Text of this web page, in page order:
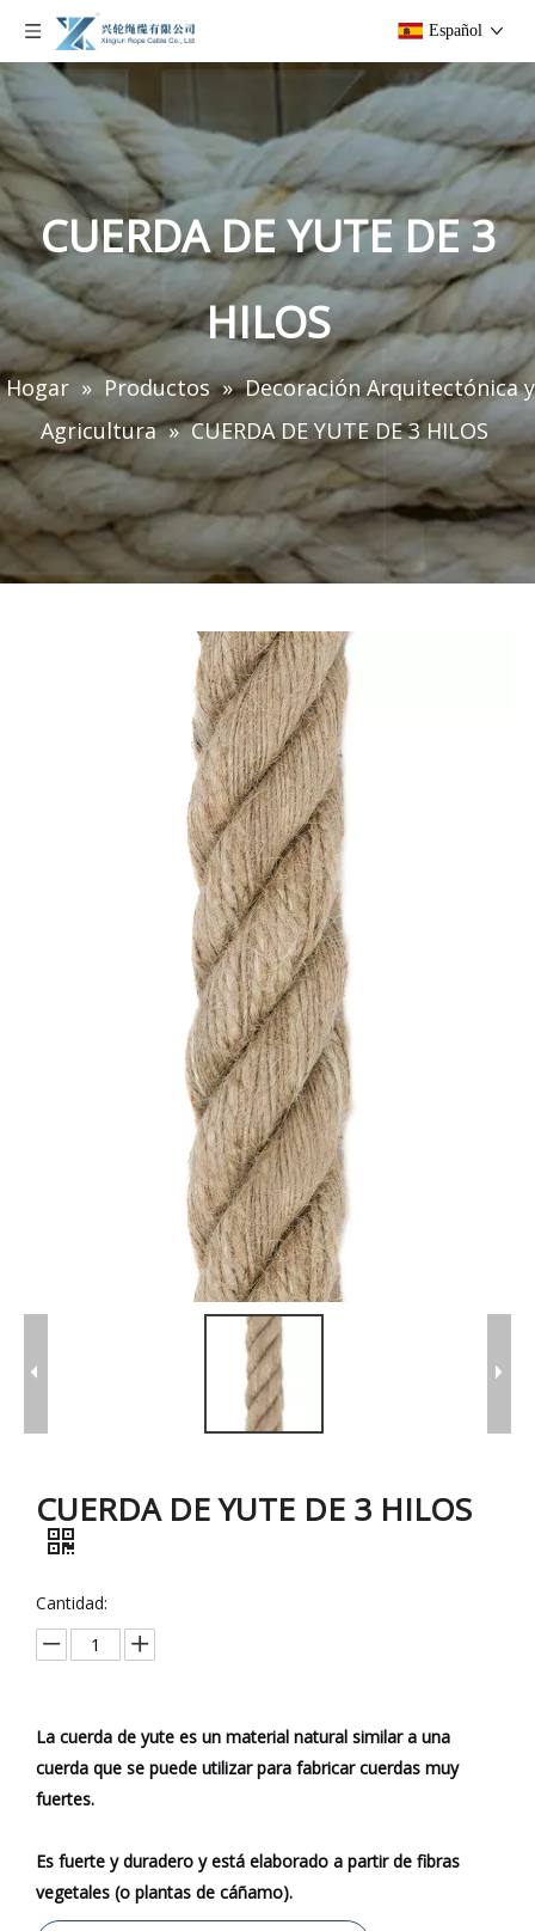
Español
CUERDA DE YUTE DE 3
HILOS
Hogar » Productos » Decoración Arquitectónica y
Agricultura » CUERDA DE YUTE DE 3 HILOS
CUERDA DE YUTE DE 3 HILOS
Cantidad:
La cuerda de yute es un material natural similar a una
cuerda que se puede utilizar para fabricar cuerdas muy
fuertes.
Es fuerte y duradero y está elaborado a partir de fibras
vegetales (o plantas de cáñamo).